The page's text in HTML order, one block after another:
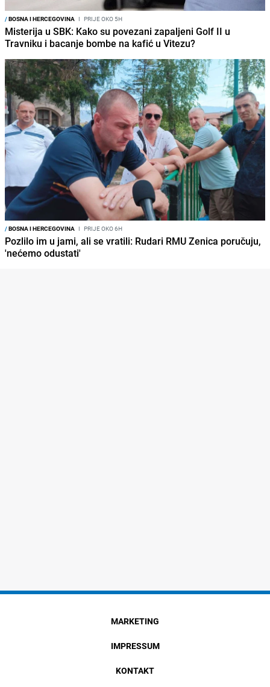
/BOSNA I HERCEGOVINA I PRIJE OKO 5H
Misterija u SBK: Kako su povezani zapaljeni Golf II u
Travniku i bacanje bombe na kafić u Vitezu?
/BOSNA I HERCEGOVINA I PRIJE OKO 6H
Pozlilo im u jami, ali se vratili: Rudari RMU Zenica poručuju,
'nećemo odustati'
MARKETING
IMPRESSUM
KONTAKT